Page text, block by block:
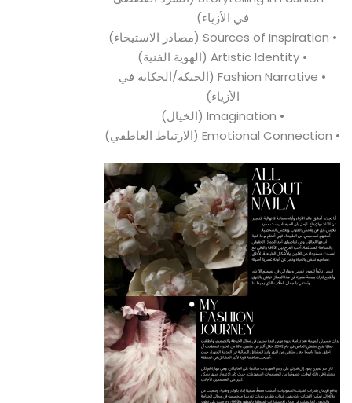
في الأزياء)
• Sources of Inspiration (مصادر الاستيحاء)
• Artistic Identity (الهوية الفنية)
• Fashion Narrative (الحبكة/الحكاية في
الأزياء)
• Imagination (الخيال)
• Emotional Connection (الارتباط العاطفي)